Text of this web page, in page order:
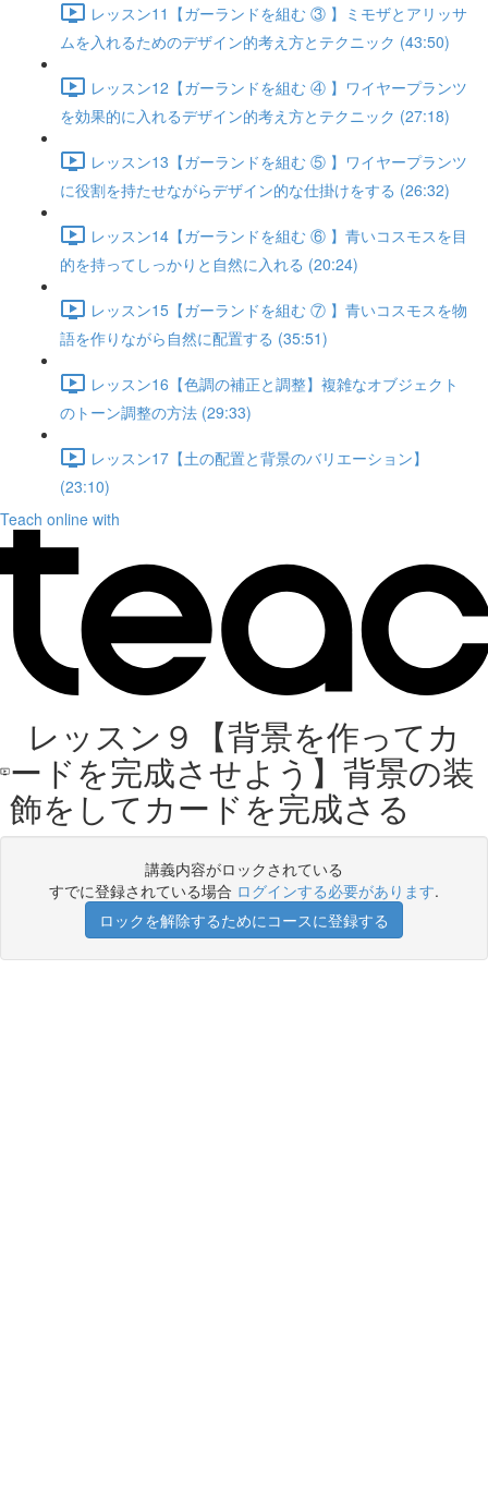
レッスン11【ガーランドを組む ③ 】ミモザとアリッサ
ムを入れるためのデザイン的考え方とテクニック (43:50)
レッスン12【ガーランドを組む ④ 】ワイヤープランツ
を効果的に入れるデザイン的考え方とテクニック (27:18)
レッスン13【ガーランドを組む ⑤ 】ワイヤープランツ
に役割を持たせながらデザイン的な仕掛けをする (26:32)
レッスン14【ガーランドを組む ⑥ 】青いコスモスを目
的を持ってしっかりと自然に入れる (20:24)
レッスン15【ガーランドを組む ⑦ 】青いコスモスを物
語を作りながら自然に配置する (35:51)
レッスン16【色調の補正と調整】複雑なオブジェクト
のトーン調整の方法 (29:33)
レッスン17【土の配置と背景のバリエーション】
(23:10)
Teach online with
レッスン９【背景を作ってカ
ードを完成させよう】背景の装
飾をしてカードを完成さる
講義内容がロックされている
すでに登録されている場合 ログインする必要があります.
ロックを解除するためにコースに登録する